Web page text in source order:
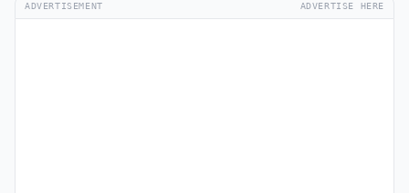
ADVERTISEMENT ADVERTISE HERE